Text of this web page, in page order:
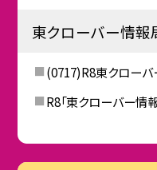
東クローバー情報
(0717)R8東クロー
R8「東クローバー情